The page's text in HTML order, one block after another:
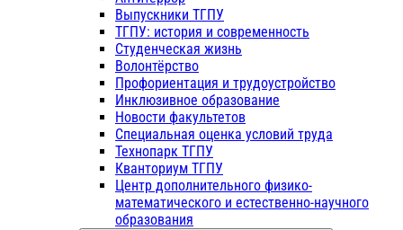
Выпускники ТГПУ
ТГПУ: история и современность
Студенческая жизнь
Волонтёрство
Профориентация и трудоустройство
Инклюзивное образование
Новости факультетов
Специальная оценка условий труда
Технопарк ТГПУ
Кванториум ТГПУ
Центр дополнительного физико-
математического и естественно-научного
образования